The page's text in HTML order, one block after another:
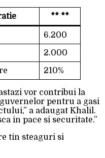
** **
6.200
2.000
210%
vor contribui la
pentru a gasi
a adaugat Khalil.
in pace si securitate.”